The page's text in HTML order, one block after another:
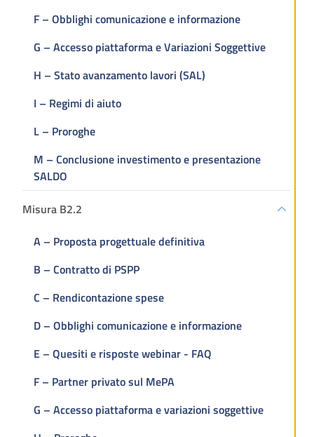
F – Obblighi comunicazione e informazione
G – Accesso piattaforma e Variazioni Soggettive
H – Stato avanzamento lavori (SAL)
I – Regimi di aiuto
L – Proroghe
M – Conclusione investimento e presentazione
SALDO
Misura B2.2
A – Proposta progettuale definitiva
B – Contratto di PSPP
C – Rendicontazione spese
D – Obblighi comunicazione e informazione
E – Quesiti e risposte webinar - FAQ
F – Partner privato sul MePA
G – Accesso piattaforma e variazioni soggettive